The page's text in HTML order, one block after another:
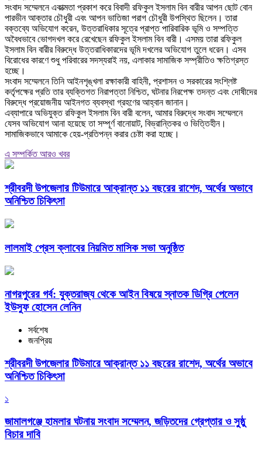
‎সংবাদ সম্মেলনে একাত্মতা প্রকাশ করে বিবাদী রফিকুল ইসলাম বিন বারীর আপন ছোট বোন
পারভীন আক্তার চৌধুরী এবং আপন ভাতিজা পরাগ চৌধুরী উপস্থিত ছিলেন। তারা
বক্তব্যে অভিযোগ করেন, উত্তরাধিকার সূত্রে প্রাপ্ত পারিবারিক ভূমি ও সম্পত্তি
অবৈধভাবে ভোগদখল করে রেখেছেন রফিকুল ইসলাম বিন বারী। এসময় তারা রফিকুল
ইসলাম বিন বারীর বিরুদ্ধে উত্তরাধিকারদের ভূমি দখলের অভিযোগ তুলে ধরেন। এসব
বিরোধের কারণে শুধু পরিবারের সদস্যরাই নয়, এলাকার সামাজিক সম্প্রীতিও ক্ষতিগ্রস্ত
হচ্ছে।
‎সংবাদ সম্মেলনে তিনি আইনশৃঙ্খলা রক্ষাকারী বাহিনী, প্রশাসন ও সরকারের সংশ্লিষ্ট
কর্তৃপক্ষের প্রতি তার ব্যক্তিগত নিরাপত্তা নিশ্চিত, ঘটনার নিরপেক্ষ তদন্ত এবং দোষীদের
বিরুদ্ধে প্রয়োজনীয় আইনগত ব্যবস্থা গ্রহণের আহ্বান জানান।
‎এব্যাপারে অভিযুক্ত রফিকুল ইসলাম বিন বারী বলেন, আমার বিরুদ্ধে সংবাদ সম্মেলনে
যেসব অভিযোগ আনা হয়েছে তা সম্পূর্ণ বানোয়াট, বিভ্রান্তিকর ও ভিত্তিহীন।
সামাজিকভাবে আমাকে হেয়-প্রতিপন্ন করার চেষ্টা করা হচ্ছে।
এ সম্পর্কিত আরও খবর
শ্রীবরদী উপজেলার টিউমারে আক্রান্ত ১১ বছরের রাশেদ, অর্থের অভাবে
অনিশ্চিত চিকিৎসা
লালমাই প্রেস ক্লাবের নিয়মিত মাসিক সভা অনুষ্ঠিত
নাগরপুরের গর্ব: যুক্তরাজ্য থেকে আইন বিষয়ে স্নাতক ডিগ্রি পেলেন
ইউসুফ হোসেন লেনিন
সর্বশেষ
জনপ্রিয়
শ্রীবরদী উপজেলার টিউমারে আক্রান্ত ১১ বছরের রাশেদ, অর্থের অভাবে
অনিশ্চিত চিকিৎসা
১
জামালগঞ্জে হামলার ঘটনায় সংবাদ সম্মেলন, জড়িতদের গ্রেপ্তার ও সুষ্ঠু
বিচার দাবি